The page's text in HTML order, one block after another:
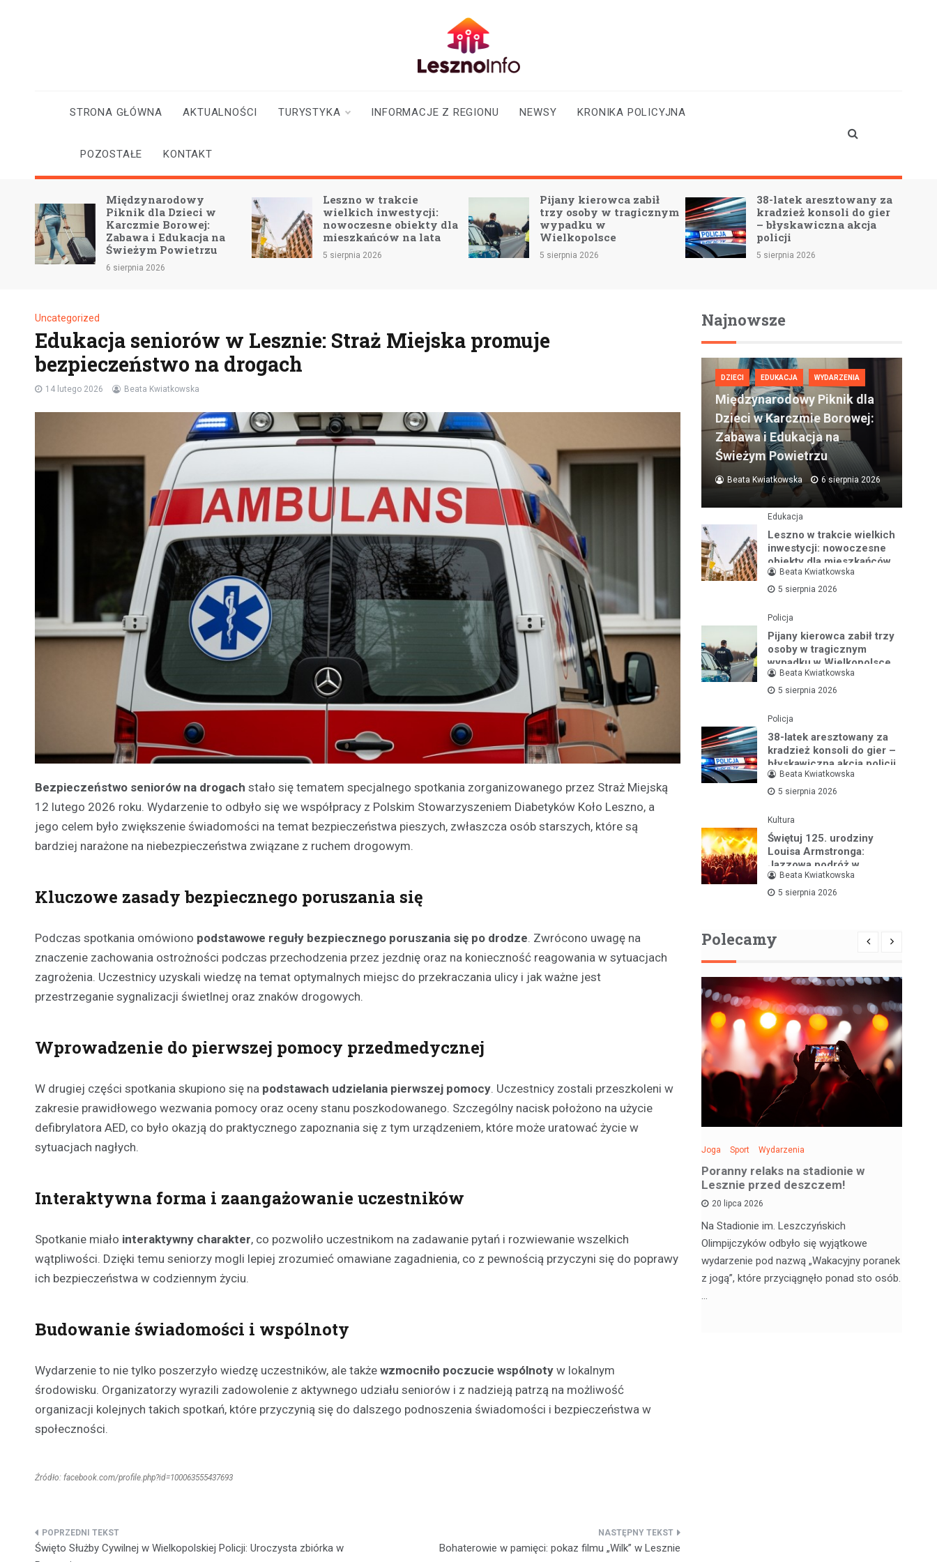
aktualności
STRONA GŁÓWNA AKTUALNOŚCI TURYSTYKA INFORMACJE Z REGIONU NEWSY KRONIKA POLICYJNA
POZOSTAŁE KONTAKT
Międzynarodowy
Piknik dla Dzieci w
Karczmie Borowej:
Zabawa i Edukacja na
Świeżym Powietrzu
6 sierpnia 2026
Leszno w trakcie
wielkich inwestycji:
nowoczesne obiekty dla
mieszkańców na lata
5 sierpnia 2026
Pijany kierowca zabił
trzy osoby w tragicznym
wypadku w
Wielkopolsce
5 sierpnia 2026
38-latek aresztowany za
kradzież konsoli do gier
– błyskawiczna akcja
policji
5 sierpnia 2026
Uncategorized
Edukacja seniorów w Lesznie: Straż Miejska promuje
bezpieczeństwo na drogach
14 lutego 2026 Beata Kwiatkowska
Bezpieczeństwo seniorów na drogach stało się tematem specjalnego spotkania zorganizowanego przez Straż Miejską
12 lutego 2026 roku. Wydarzenie to odbyło się we współpracy z Polskim Stowarzyszeniem Diabetyków Koło Leszno, a
jego celem było zwiększenie świadomości na temat bezpieczeństwa pieszych, zwłaszcza osób starszych, które są
bardziej narażone na niebezpieczeństwa związane z ruchem drogowym.
Kluczowe zasady bezpiecznego poruszania się
Podczas spotkania omówiono podstawowe reguły bezpiecznego poruszania się po drodze. Zwrócono uwagę na
znaczenie zachowania ostrożności podczas przechodzenia przez jezdnię oraz na konieczność reagowania w sytuacjach
zagrożenia. Uczestnicy uzyskali wiedzę na temat optymalnych miejsc do przekraczania ulicy i jak ważne jest
przestrzeganie sygnalizacji świetlnej oraz znaków drogowych.
Wprowadzenie do pierwszej pomocy przedmedycznej
W drugiej części spotkania skupiono się na podstawach udzielania pierwszej pomocy. Uczestnicy zostali przeszkoleni w
zakresie prawidłowego wezwania pomocy oraz oceny stanu poszkodowanego. Szczególny nacisk położono na użycie
defibrylatora AED, co było okazją do praktycznego zapoznania się z tym urządzeniem, które może uratować życie w
sytuacjach nagłych.
Interaktywna forma i zaangażowanie uczestników
Spotkanie miało interaktywny charakter, co pozwoliło uczestnikom na zadawanie pytań i rozwiewanie wszelkich
wątpliwości. Dzięki temu seniorzy mogli lepiej zrozumieć omawiane zagadnienia, co z pewnością przyczyni się do poprawy
ich bezpieczeństwa w codziennym życiu.
Budowanie świadomości i wspólnoty
Wydarzenie to nie tylko poszerzyło wiedzę uczestników, ale także wzmocniło poczucie wspólnoty w lokalnym
środowisku. Organizatorzy wyrazili zadowolenie z aktywnego udziału seniorów i z nadzieją patrzą na możliwość
organizacji kolejnych takich spotkań, które przyczynią się do dalszego podnoszenia świadomości i bezpieczeństwa w
społeczności.
Źródło: facebook.com/profile.php?id=100063555437693
Nawigacja
Święto Służby Cywilnej w Wielkopolskiej Policji: Uroczysta zbiórka w
Bohaterowie w pamięci: pokaz filmu „Wilk” w Lesznie
Najnowsze
DZIECI EDUKACJA WYDARZENIA
Międzynarodowy Piknik dla
Dzieci w Karczmie Borowej:
Zabawa i Edukacja na
Świeżym Powietrzu
Beata Kwiatkowska 6 sierpnia 2026
Edukacja
Leszno w trakcie wielkich
inwestycji: nowoczesne
obiekty dla mieszkańców
na lata
Beata Kwiatkowska
5 sierpnia 2026
Policja
Pijany kierowca zabił trzy
osoby w tragicznym
wypadku w Wielkopolsce
Beata Kwiatkowska
5 sierpnia 2026
Policja
38-latek aresztowany za
kradzież konsoli do gier –
błyskawiczna akcja policji
Beata Kwiatkowska
5 sierpnia 2026
Kultura
Świętuj 125. urodziny
Louisa Armstronga:
Jazzowa podróż w
Bibliotece Jazzu
Beata Kwiatkowska
5 sierpnia 2026
Polecamy
będą mogli uczestniczyć w wyjątkowym
wydarzeniu. W najbliższą sobotę, 20
Joga Sport Wydarzenia
Poranny relaks na stadionie w
Lesznie przed deszczem!
20 lipca 2026
Na Stadionie im. Leszczyńskich
Olimpijczyków odbyło się wyjątkowe
wydarzenie pod nazwą „Wakacyjny poranek
z jogą”, które przyciągnęło ponad sto osób.
…